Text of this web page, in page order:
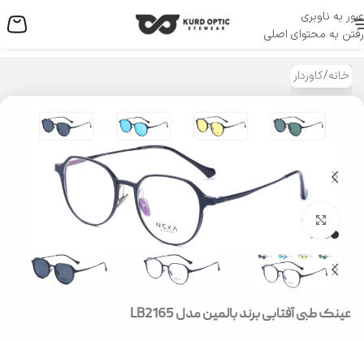
عبور به ناوبری
رفتن به محتوای اصلی
منو
خانه/کاوردار
بزرگنمایی تصویر
عینک طبی آفتابی برند بالمین مدل LB2165